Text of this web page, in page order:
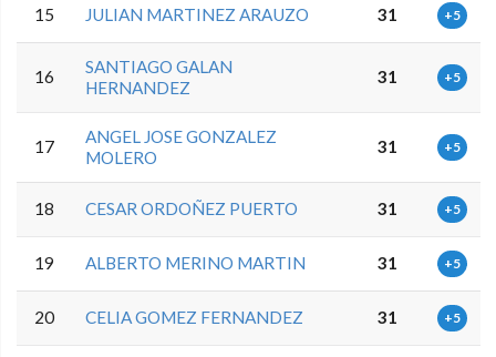
15 JULIAN MARTINEZ ARAUZO 31 +5
16
SANTIAGO GALAN
HERNANDEZ
31 +5
17
ANGEL JOSE GONZALEZ
MOLERO
31 +5
18 CESAR ORDOÑEZ PUERTO 31 +5
19 ALBERTO MERINO MARTIN 31 +5
20 CELIA GOMEZ FERNANDEZ 31 +5